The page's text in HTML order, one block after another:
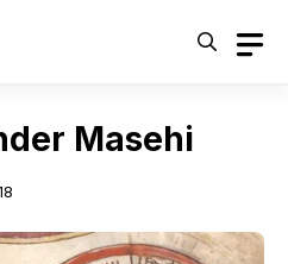
Masehi